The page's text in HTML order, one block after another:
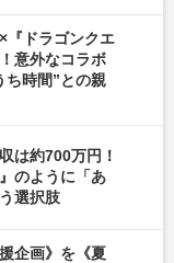
『ドラゴンクエ
意外なコラボ
ち時間”との親
は約700万円！
のように「あ
選択肢
企画》を《夏